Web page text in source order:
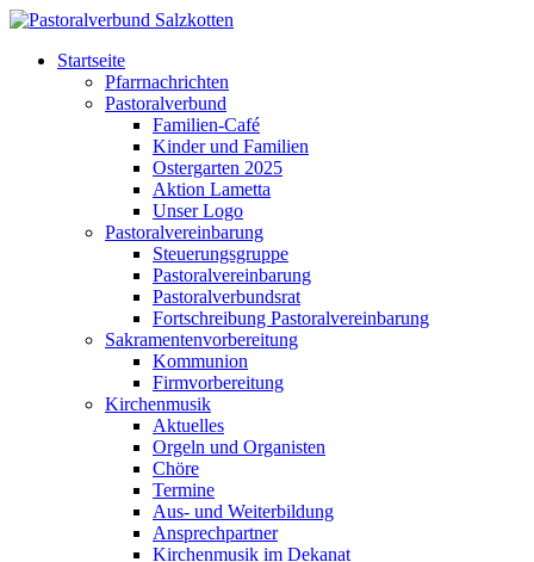
Startseite
Pfarrnachrichten
Pastoralverbund
Familien-Café
Kinder und Familien
Ostergarten 2025
Aktion Lametta
Unser Logo
Pastoralvereinbarung
Steuerungsgruppe
Pastoralvereinbarung
Pastoralverbundsrat
Fortschreibung Pastoralvereinbarung
Sakramentenvorbereitung
Kommunion
Firmvorbereitung
Kirchenmusik
Aktuelles
Orgeln und Organisten
Chöre
Termine
Aus- und Weiterbildung
Ansprechpartner
Kirchenmusik im Dekanat